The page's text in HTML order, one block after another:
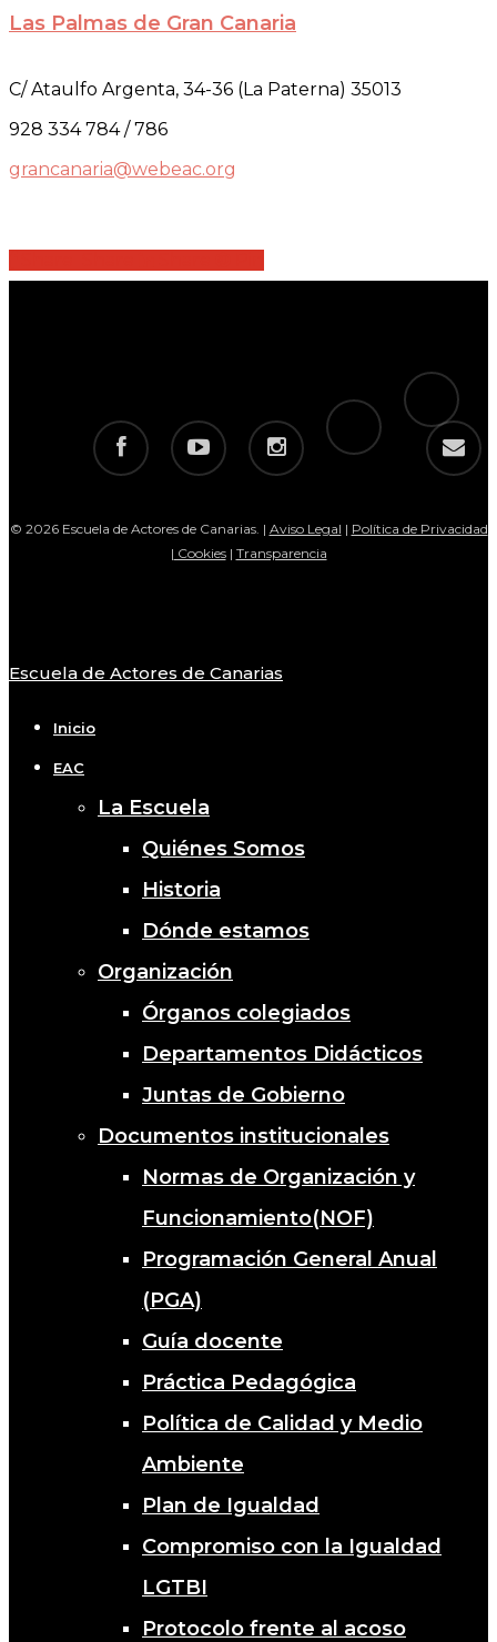
Las Palmas de Gran Canaria
C/ Ataulfo Argenta, 34-36 (La Paterna) 35013
928 334 784 / 786
grancanaria@webeac.org
facebook youtube instagram
telegram
tiktok
email
© 2026 Escuela de Actores de Canarias. | Aviso Legal | Política de Privacidad
| Cookies| Transparencia
Close
Escuela de Actores de Canarias
Inicio
EAC
La Escuela
Quiénes Somos
Historia
Dónde estamos
Organización
Órganos colegiados
Departamentos Didácticos
Juntas de Gobierno
Documentos institucionales
Normas de Organización y
Funcionamiento(NOF)
Programación General Anual
(PGA)
Guía docente
Práctica Pedagógica
Política de Calidad y Medio
Ambiente
Plan de Igualdad
Compromiso con la Igualdad
LGTBI
Protocolo frente al acoso